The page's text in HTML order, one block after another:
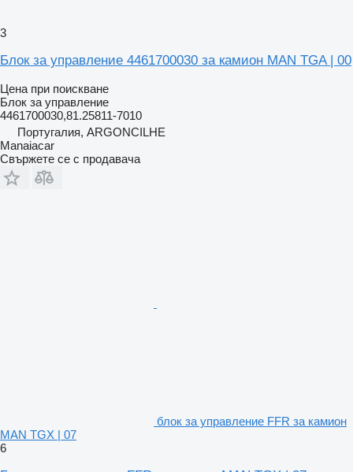
3
Блок за управление 4461700030 за камион MAN TGA | 00
Цена при поискване
Блок за управление
4461700030,81.25811-7010
Португалия, ARGONCILHE
Manaiacar
Свържете се с продавача
блок за управление FFR за камион
MAN TGX | 07
6